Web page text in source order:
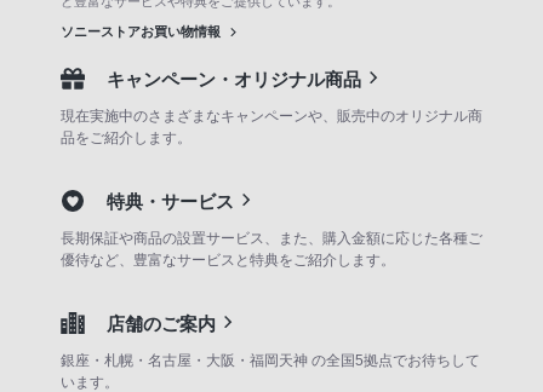
ソニーストアお買い物情報
キャンペーン・オリジナル商品
現在実施中のさまざまなキャンペーンや、販売中のオリジナル商
品をご紹介します。
特典・サービス
長期保証や商品の設置サービス、また、購入金額に応じた各種ご
優待など、豊富なサービスと特典をご紹介します。
店舗のご案内
銀座・札幌・名古屋・大阪・福岡天神 の全国5拠点でお待ちして
います。